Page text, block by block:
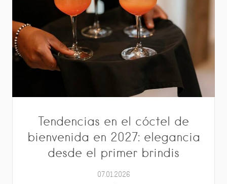
Tendencias en el cóctel de
bienvenida en 2027: elegancia
desde el primer brindis
07.01.2026